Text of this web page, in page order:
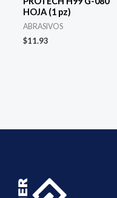
HOJA (1 pz)
ABRASIVOS
$11.93